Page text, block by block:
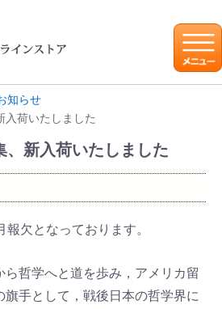
知らせ
入荷いたしました
、新入荷いたしました
欠となっております。
ら哲学へと道を歩み，アメリカ留
手として，戦後日本の哲学界に